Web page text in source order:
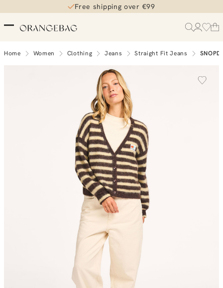
Free shipping over €99
Home Women Clothing Jeans Straight Fit Jeans